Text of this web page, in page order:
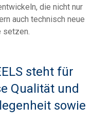
die nicht nur
auch technisch neue
setzen.
steht für
Qualität und
sowie